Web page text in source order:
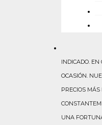
INDICADO. EN
OCASIÓN.
PRECIOS
UNA